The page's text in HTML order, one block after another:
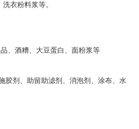
衣粉料浆等。
、酒糟、大豆蛋白、面粉浆等
胶剂、助留助滤剂、消泡剂、涂布、水